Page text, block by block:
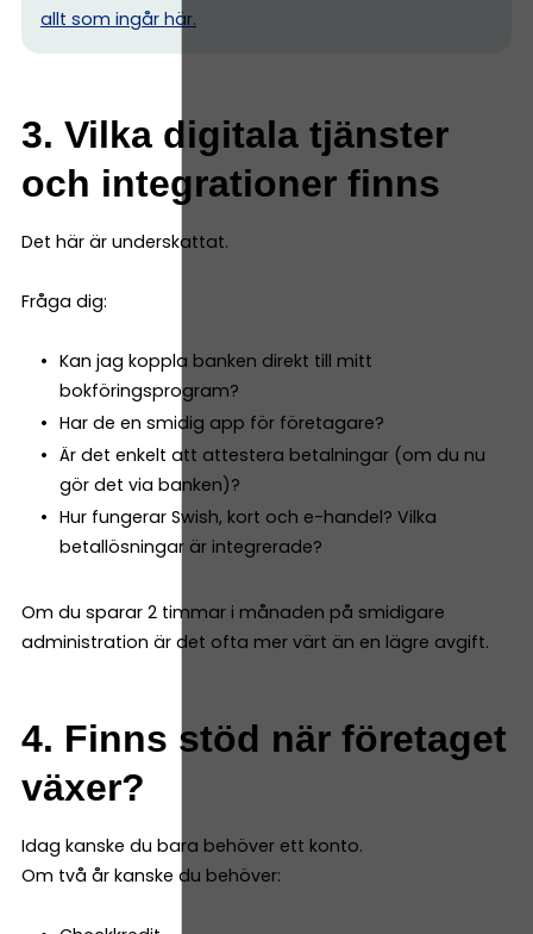
allt som ingår här.
3. Vilka digitala tjänster
och integrationer finns
Det här är underskattat.
Fråga dig:
Kan jag koppla banken direkt till mitt
bokföringsprogram?
Har de en smidig app för företagare?
Är det enkelt att attestera betalningar (om du nu
gör det via banken)?
Hur fungerar Swish, kort och e-handel? Vilka
betallösningar är integrerade?
Om du sparar 2 timmar i månaden på smidigare
administration är det ofta mer värt än en lägre avgift.
4. Finns stöd när företaget
växer?
Idag kanske du bara behöver ett konto.
Om två år kanske du behöver: